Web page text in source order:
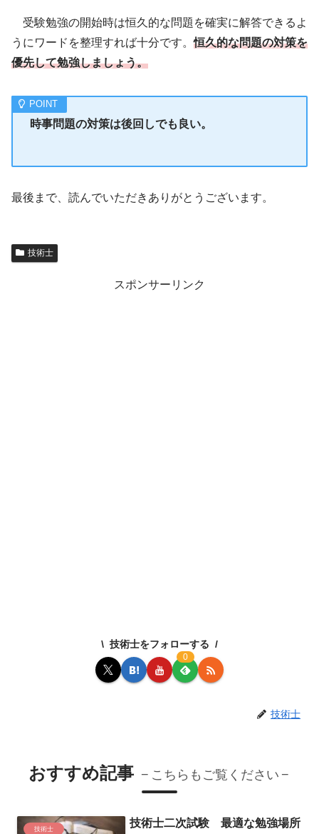
受験勉強の開始時は恒久的な問題を確実に解答できるよ
うにワードを整理すれば十分です。恒久的な問題の対策を
優先して勉強しましょう。
時事問題の対策は後回しでも良い。
最後まで、読んでいただきありがとうございます。
技術士
スポンサーリンク
技術士をフォローする
0
技術士
おすすめ記事 こちらもご覧ください
技術士 技術士二次試験 最適な勉強場所